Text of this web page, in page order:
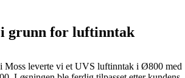
grunn for luftinntak
Moss leverte vi et UVS luftinntak i Ø800 med